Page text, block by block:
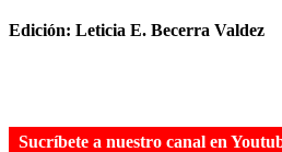
Edición: Leticia E. Becerra Valdez
Sucríbete a nuestro canal en